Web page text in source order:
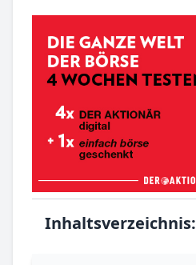
Inhaltsverzeichnis: